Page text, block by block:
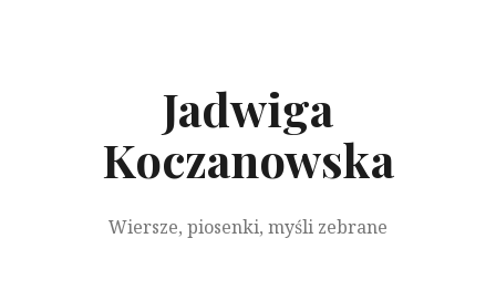
Jadwiga
Koczanowska
Wiersze, piosenki, myśli zebrane